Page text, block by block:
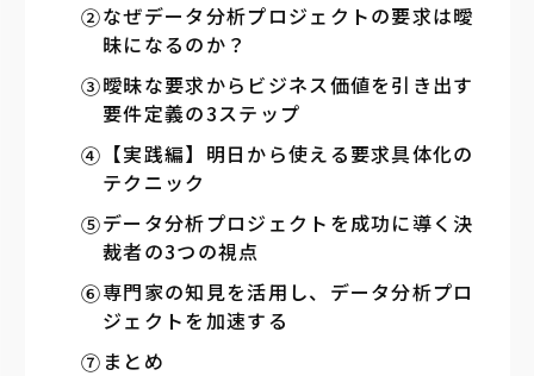
なぜデータ分析プロジェクトの要求は曖
昧になるのか？
曖昧な要求からビジネス価値を引き出す
要件定義の3ステップ
【実践編】明日から使える要求具体化の
テクニック
データ分析プロジェクトを成功に導く決
裁者の3つの視点
専門家の知見を活用し、データ分析プロ
ジェクトを加速する
まとめ